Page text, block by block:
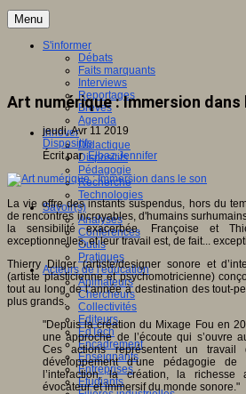
Menu
S'informer
Débats
Faits marquants
Interviews
Reportages
Brèves
Agenda
Innover
Didactique
Dispositifs
Pédagogie
Recherche
Technologies
Savoir(s)
Analyses
Conférences
Outils
Pratiques
Acteurs de l'éducation
Animateurs
Chercheurs
Collectivités
Editeurs
EdTech
Encadrement
Enseignants
Entreprises
Etudiants
Art numérique : Immersion dans
jeudi, Avr 11 2019
Dispositifs
Écrit parElbaz Jennifer
La vie offre des instants suspendus, hors du
de rencontres incroyables, d'humains
la sensibilité exacerbée. Françoise et
exceptionnelles, et leur travail est, de fait...
Thierry Dilger (artiste/designer sonore et
(artiste plasticienne et psychomotricienne)
tout au long de l’année à destination des tout-
plus grands.
"Depuis la création du Mixage Fou en
une approche de l’écoute qui s’ouvre
Ces actions représentent un
développement d’une pédagogie de
l’interaction, la création, la
évocateur et immersif du monde sonore."